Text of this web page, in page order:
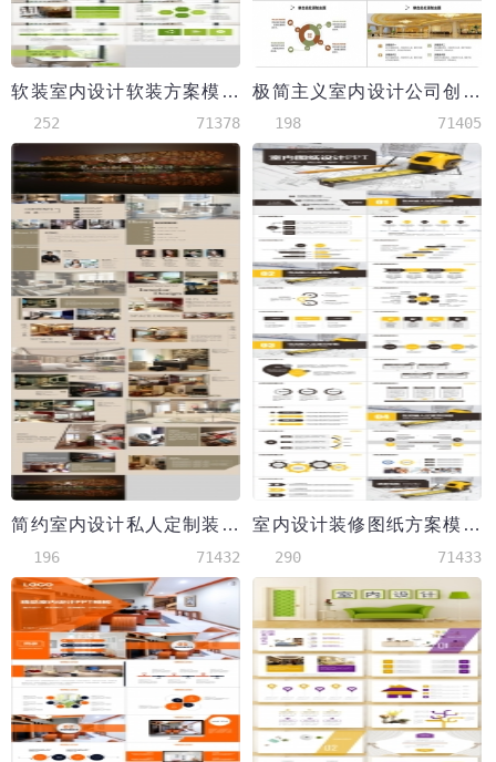
软装室内设计软装方案模板
252 71378
极简主义室内设计公司创意模板
198 71405
简约室内设计私人定制装饰公司模板
196 71432
室内设计装修图纸方案模板
290 71433